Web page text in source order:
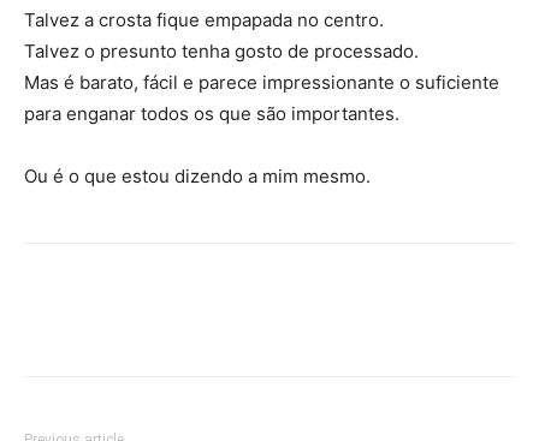
Talvez a crosta fique empapada no centro.
Talvez o presunto tenha gosto de processado.
Mas é barato, fácil e parece impressionante o suficiente
para enganar todos os que são importantes.
Ou é o que estou dizendo a mim mesmo.